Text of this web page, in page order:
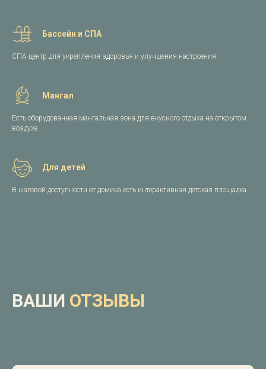
Бассейн и СПА
СПА-центр для укрепления здоровья и улучшения настроения.
Мангал
Есть оборудованная мангальная зона для вкусного отдыха на открытом
воздухе.
Для детей
В шаговой доступности от домика есть интерактивная детская площадка.
ВАШИ ОТЗЫВЫ